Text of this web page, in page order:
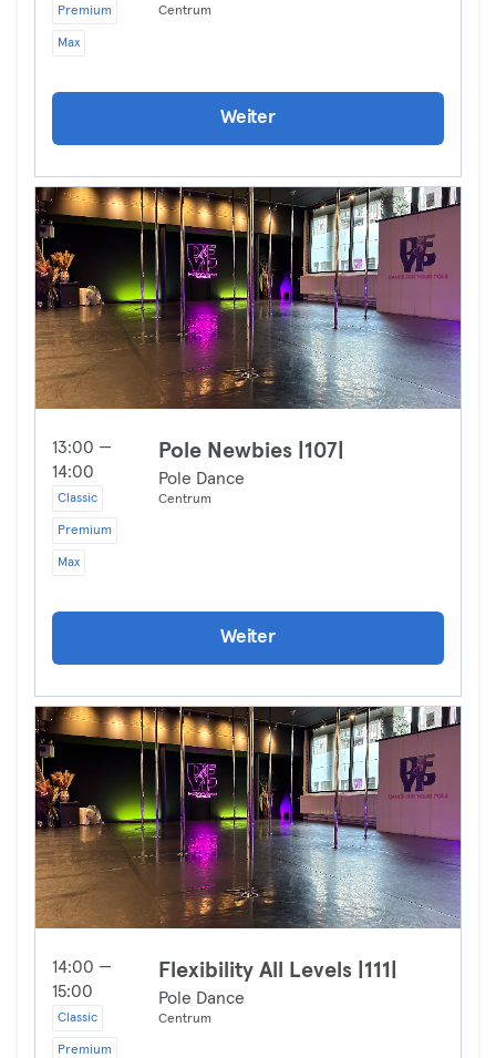
Premium
Max
Centrum
Weiter
13:00 —
14:00
Classic
Premium
Max
Pole Newbies |107|
Pole Dance
Centrum
Weiter
14:00 —
15:00
Classic
Premium
Flexibility All Levels |111|
Pole Dance
Centrum